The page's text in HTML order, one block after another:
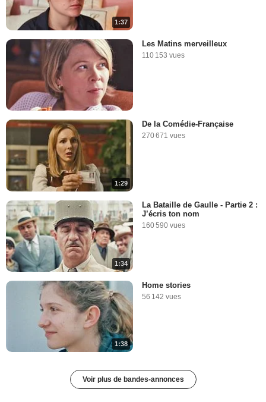
1:37
Les Matins merveilleux
110 153 vues
1:29
De la Comédie-Française
270 671 vues
1:34
La Bataille de Gaulle - Partie 2 :
J’écris ton nom
160 590 vues
1:38
Home stories
56 142 vues
Voir plus de bandes-annonces